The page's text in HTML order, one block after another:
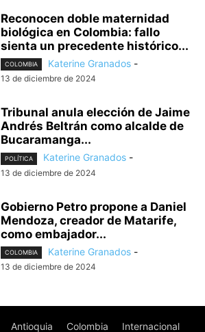
Reconocen doble maternidad
biológica en Colombia: fallo
sienta un precedente histórico...
COLOMBIA Katerine Granados -
13 de diciembre de 2024
Tribunal anula elección de Jaime
Andrés Beltrán como alcalde de
Bucaramanga...
POLÍTICA Katerine Granados -
13 de diciembre de 2024
Gobierno Petro propone a Daniel
Mendoza, creador de Matarife,
como embajador...
COLOMBIA Katerine Granados -
13 de diciembre de 2024
Antioquia Colombia Internacional